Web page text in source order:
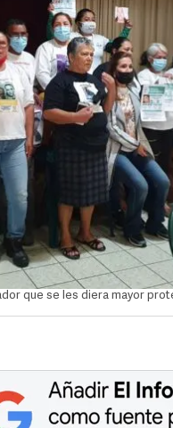
que se les diera mayor